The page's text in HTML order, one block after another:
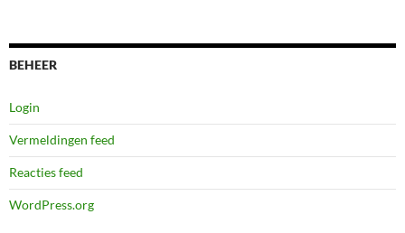
BEHEER
Login
Vermeldingen feed
Reacties feed
WordPress.org